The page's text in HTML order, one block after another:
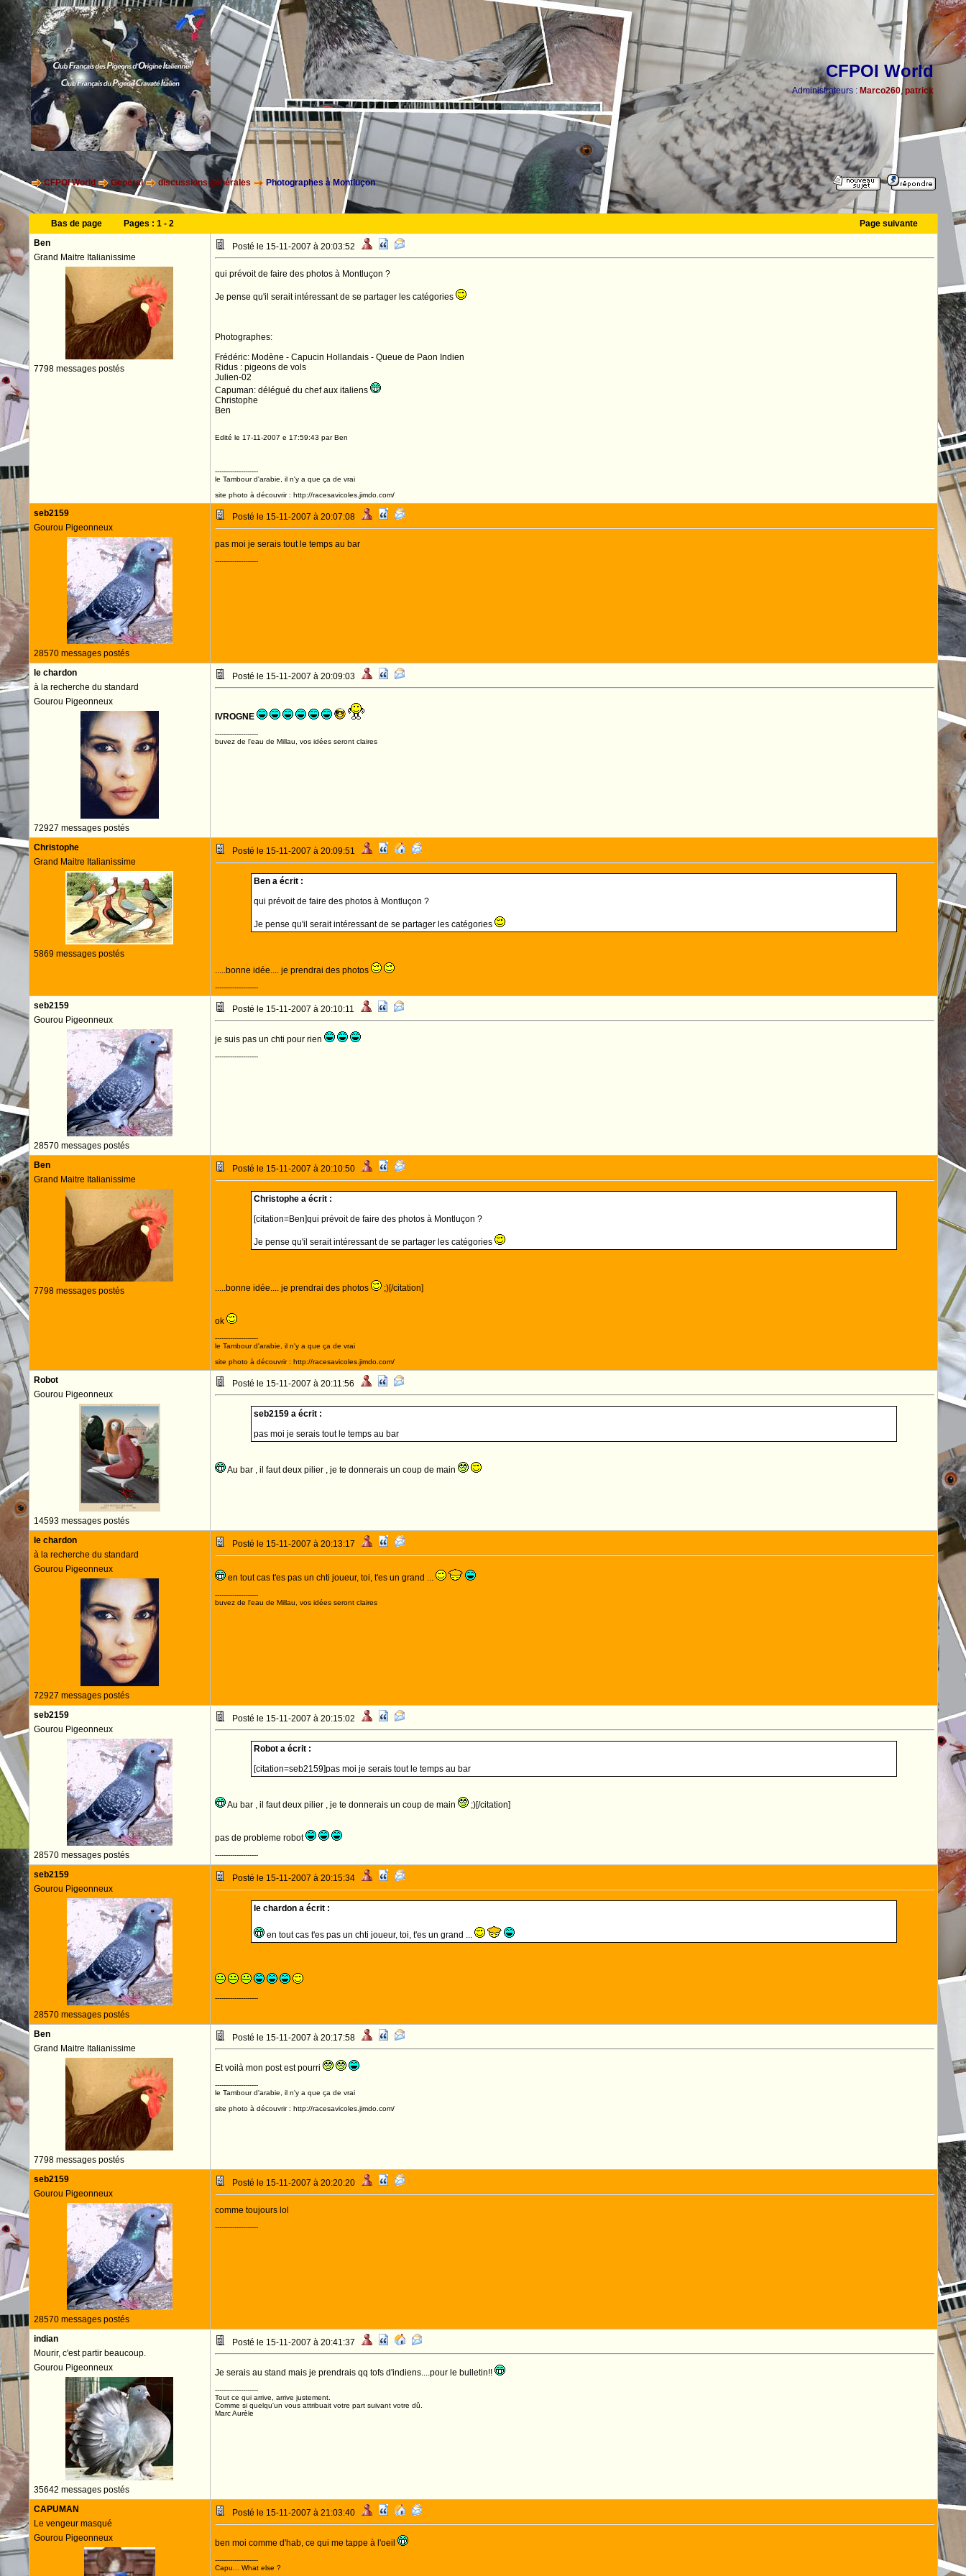
CFPOI World
Administrateurs : Marco260, patrick
CFPOI World General discussions générales Photographes à Montluçon
Bas de page Pages : 1- 2
Page suivante
Ben
Grand Maitre Italianissime
7798 messages postés
Posté le 15-11-2007 à 20:03:52
qui prévoit de faire des photos à Montluçon ?
Je pense qu'il serait intéressant de se partager les catégories
Photographes:
Frédéric: Modène - Capucin Hollandais - Queue de Paon Indien
Ridus : pigeons de vols
Julien-02
Capuman: délégué du chef aux italiens
Christophe
Ben
Edité le 17-11-2007 e 17:59:43 par Ben
--------------------
le Tambour d'arabie, il n'y a que ça de vrai
site photo à découvrir : http://racesavicoles.jimdo.com/
seb2159
Gourou Pigeonneux
28570 messages postés
Posté le 15-11-2007 à 20:07:08
pas moi je serais tout le temps au bar
--------------------
le chardon
à la recherche du standard
Gourou Pigeonneux
72927 messages postés
Posté le 15-11-2007 à 20:09:03
IVROGNE
--------------------
buvez de l'eau de Millau, vos idées seront claires
Christophe
Grand Maitre Italianissime
5869 messages postés
Posté le 15-11-2007 à 20:09:51
Ben a écrit :
qui prévoit de faire des photos à Montluçon ?
Je pense qu'il serait intéressant de se partager les catégories
.....bonne idée.... je prendrai des photos
--------------------
seb2159
Gourou Pigeonneux
28570 messages postés
Posté le 15-11-2007 à 20:10:11
je suis pas un chti pour rien
--------------------
Ben
Grand Maitre Italianissime
7798 messages postés
Posté le 15-11-2007 à 20:10:50
Christophe a écrit :
[citation=Ben]qui prévoit de faire des photos à Montluçon ?
Je pense qu'il serait intéressant de se partager les catégories
.....bonne idée.... je prendrai des photos ;)[/citation]
ok
--------------------
le Tambour d'arabie, il n'y a que ça de vrai
site photo à découvrir : http://racesavicoles.jimdo.com/
Robot
Gourou Pigeonneux
14593 messages postés
Posté le 15-11-2007 à 20:11:56
seb2159 a écrit :
pas moi je serais tout le temps au bar
Au bar , il faut deux pilier , je te donnerais un coup de main
le chardon
à la recherche du standard
Gourou Pigeonneux
72927 messages postés
Posté le 15-11-2007 à 20:13:17
en tout cas t'es pas un chti joueur, toi, t'es un grand ...
--------------------
buvez de l'eau de Millau, vos idées seront claires
seb2159
Gourou Pigeonneux
28570 messages postés
Posté le 15-11-2007 à 20:15:02
Robot a écrit :
[citation=seb2159]pas moi je serais tout le temps au bar
Au bar , il faut deux pilier , je te donnerais un coup de main ;)[/citation]
pas de probleme robot
--------------------
seb2159
Gourou Pigeonneux
28570 messages postés
Posté le 15-11-2007 à 20:15:34
le chardon a écrit :
en tout cas t'es pas un chti joueur, toi, t'es un grand ...
--------------------
Ben
Grand Maitre Italianissime
7798 messages postés
Posté le 15-11-2007 à 20:17:58
Et voilà mon post est pourri
--------------------
le Tambour d'arabie, il n'y a que ça de vrai
site photo à découvrir : http://racesavicoles.jimdo.com/
seb2159
Gourou Pigeonneux
28570 messages postés
Posté le 15-11-2007 à 20:20:20
comme toujours lol
--------------------
indian
Mourir, c'est partir beaucoup.
Gourou Pigeonneux
35642 messages postés
Posté le 15-11-2007 à 20:41:37
Je serais au stand mais je prendrais qq tofs d'indiens....pour le bulletin!!
--------------------
Tout ce qui arrive, arrive justement.
Comme si quelqu'un vous attribuait votre part suivant votre dû.
Marc Aurèle
CAPUMAN
Le vengeur masqué
Gourou Pigeonneux
Posté le 15-11-2007 à 21:03:40
ben moi comme d'hab, ce qui me tappe à l'oeil
--------------------
Capu... What else ?